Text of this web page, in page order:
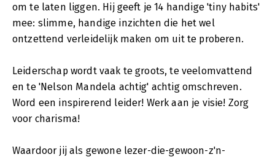
om te laten liggen. Hij geeft je 14 handige 'tiny habits'
mee: slimme, handige inzichten die het wel
ontzettend verleidelijk maken om uit te proberen.
Leiderschap wordt vaak te groots, te veelomvattend
en te 'Nelson Mandela achtig' achtig omschreven.
Word een inspirerend leider! Werk aan je visie! Zorg
voor charisma!
Waardoor jij als gewone lezer-die-gewoon-z'n-